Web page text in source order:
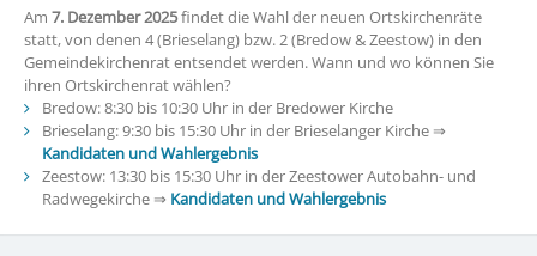
Am 7. Dezember 2025findet die Wahl der neuen Ortskirchenräte
statt, von denen 4 (Brieselang) bzw. 2 (Bredow & Zeestow) in den
Gemeindekirchenrat entsendet werden. Wann und wo können Sie
ihren Ortskirchenrat wählen?
Bredow: 8:30 bis 10:30 Uhr in der Bredower Kirche
Brieselang: 9:30 bis 15:30 Uhr in der Brieselanger Kirche ⇒
Kandidaten und Wahlergebnis
Zeestow: 13:30 bis 15:30 Uhr in der Zeestower Autobahn- und
Radwegekirche ⇒ Kandidaten und Wahlergebnis